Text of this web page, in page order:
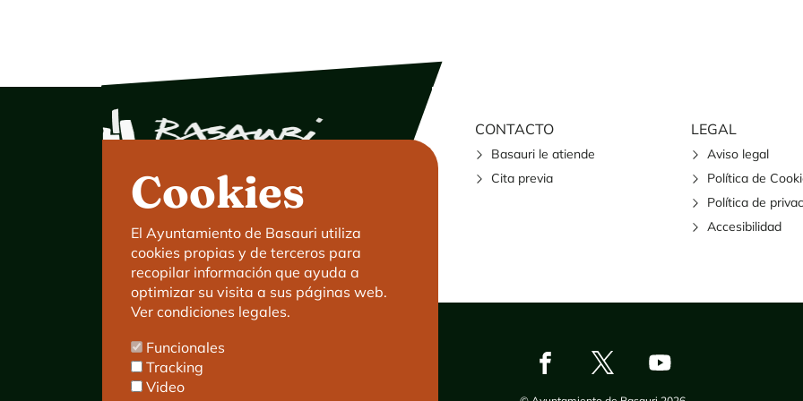
Cookies
El Ayuntamiento de Basauri utiliza
cookies propias y de terceros para
recopilar información que ayuda a
optimizar su visita a sus páginas web.
Ver condiciones legales.
Funcionales
Tracking
Video
Ayuntamiento de Basauri
C/ Kareaga Goikoa 52.
C.P:48970 Basauri.
Tlfn.: 94 466 63 00
Mensajes 24 horas: 900 840 841
E-mail:haz@basauri.eus
CONTACTO
Basauri le atiende
Cita previa
LEGAL
Aviso legal
Política de
Política de
Accesibilidad